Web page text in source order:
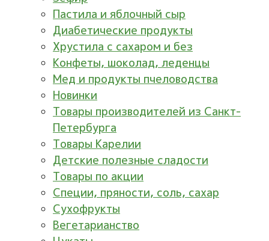
Пастила и яблочный сыр
Диабетические продукты
Хрустила с сахаром и без
Конфеты, шоколад, леденцы
Мед и продукты пчеловодства
Новинки
Товары производителей из Санкт-
Петербурга
Товары Карелии
Детские полезные сладости
Товары по акции
Специи, пряности, соль, сахар
Сухофрукты
Вегетарианство